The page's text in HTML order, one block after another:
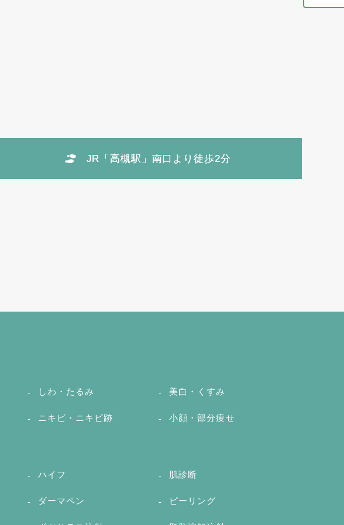
JR「高槻駅」南口より徒歩2分
しわ・たるみ 美白・くすみ
ニキビ・ニキビ跡 小顔・部分痩せ
ハイフ 肌診断
ダーマペン ピーリング